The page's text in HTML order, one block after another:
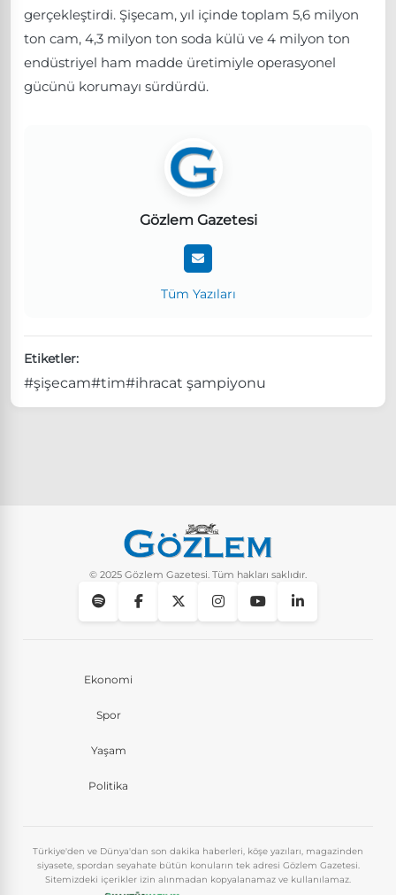
gerçekleştirdi. Şişecam, yıl içinde toplam 5,6 milyon
ton cam, 4,3 milyon ton soda külü ve 4 milyon ton
endüstriyel ham madde üretimiyle operasyonel
gücünü korumayı sürdürdü.
Gözlem Gazetesi
Tüm Yazıları
Etiketler:
#şişecam#tim#ihracat şampiyonu
© 2025 Gözlem Gazetesi. Tüm hakları saklıdır.
Ekonomi
Spor
Yaşam
Politika
Türkiye'den ve Dünya'dan son dakika haberleri, köşe yazıları, magazinden
siyasete, spordan seyahate bütün konuların tek adresi Gözlem Gazetesi.
Sitemizdeki içerikler izin alınmadan kopyalanamaz ve kullanılamaz.